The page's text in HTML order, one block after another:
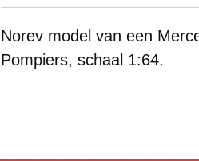
Norev model van een
Pompiers, schaal 1:64.